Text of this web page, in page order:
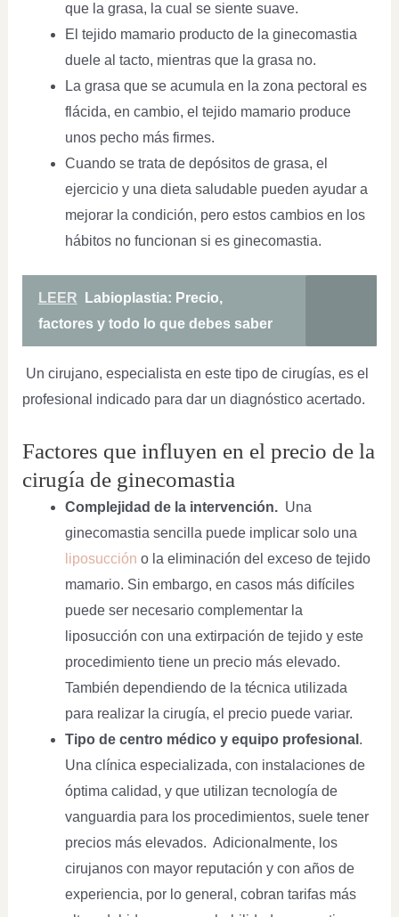
que la grasa, la cual se siente suave.
El tejido mamario producto de la ginecomastia
duele al tacto, mientras que la grasa no.
La grasa que se acumula en la zona pectoral es
flácida, en cambio, el tejido mamario produce
unos pecho más firmes.
Cuando se trata de depósitos de grasa, el
ejercicio y una dieta saludable pueden ayudar a
mejorar la condición, pero estos cambios en los
hábitos no funcionan si es ginecomastia.
LEER
Labioplastia: Precio,
factores y todo lo que debes saber
Un cirujano, especialista en este tipo de cirugías, es el
profesional indicado para dar un diagnóstico acertado.
Factores que influyen en el precio de la
cirugía de ginecomastia
Complejidad de la intervención.Una
ginecomastia sencilla puede implicar solo una
liposucción o la eliminación del exceso de tejido
mamario. Sin embargo, en casos más difíciles
puede ser necesario complementar la
liposucción con una extirpación de tejido y este
procedimiento tiene un precio más elevado.
También dependiendo de la técnica utilizada
para realizar la cirugía, el precio puede variar.
Tipo de centro médico y equipo profesional .
Una clínica especializada, con instalaciones de
óptima calidad, y que utilizan tecnología de
vanguardia para los procedimientos, suele tener
precios más elevados. Adicionalmente, los
cirujanos con mayor reputación y con años de
experiencia, por lo general, cobran tarifas más